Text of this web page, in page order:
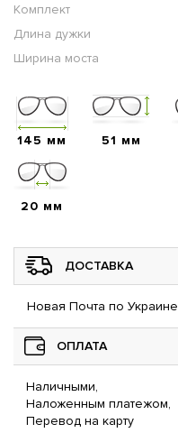
Комплект
Длина дужки
Ширина моста
145 мм 51 мм
20 мм
ДОСТАВКА
Новая Почта по Украине
ОПЛАТА
Наличными,
Наложенным платежом,
Перевод на карту